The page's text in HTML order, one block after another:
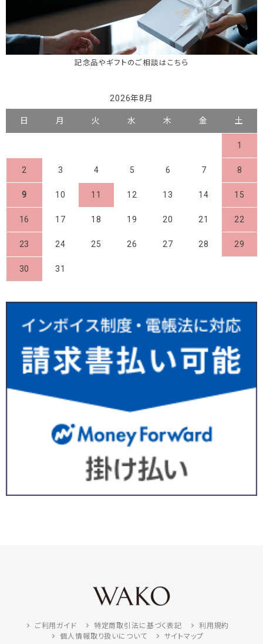
記念品やギフトのご相談はこちら
2026年8月
日 月 火 水 木 金 土
1
2 3 4 5 6 7 8
9 10 11 12 13 14 15
16 17 18 19 20 21 22
23 24 25 26 27 28 29
30 31
ご利用ガイド 特定商取引法に基づく表記
利用規約
個人情報取り扱いについて
サイトマップ